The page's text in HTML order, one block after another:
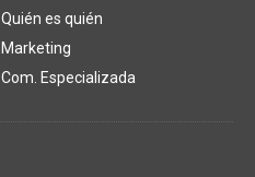
Quién es quién
Marketing
Com. Especializada